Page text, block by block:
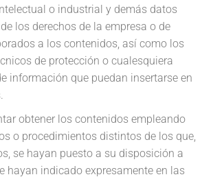
o industrial y demás datos
los derechos de la empresa o de
a los contenidos, así como los
de protección o cualesquiera
información que puedan insertarse en
obtener los contenidos empleando
o procedimientos distintos de los que,
se hayan puesto a su disposición a
hayan indicado expresamente en las